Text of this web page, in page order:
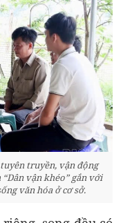
truyền, vận động
vận khéo” gắn với
văn hóa ở cơ sở.